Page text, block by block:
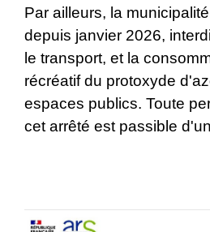
Par ailleurs, la
depuis janvier 2026,
le transport, et la
récréatif du protoxyde
espaces publics. Toute
cet arrêté est passible